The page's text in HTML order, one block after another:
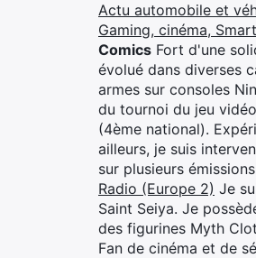
Actu automobile et
Gaming, cinéma,
Comics Fort d'une
évolué dans diverses
armes sur consoles
du tournoi du jeu
(4ème national).
ailleurs, je suis
sur plusieurs
Radio (Europe 2) Je
Saint Seiya. Je
des figurines Myth
Fan de cinéma et de